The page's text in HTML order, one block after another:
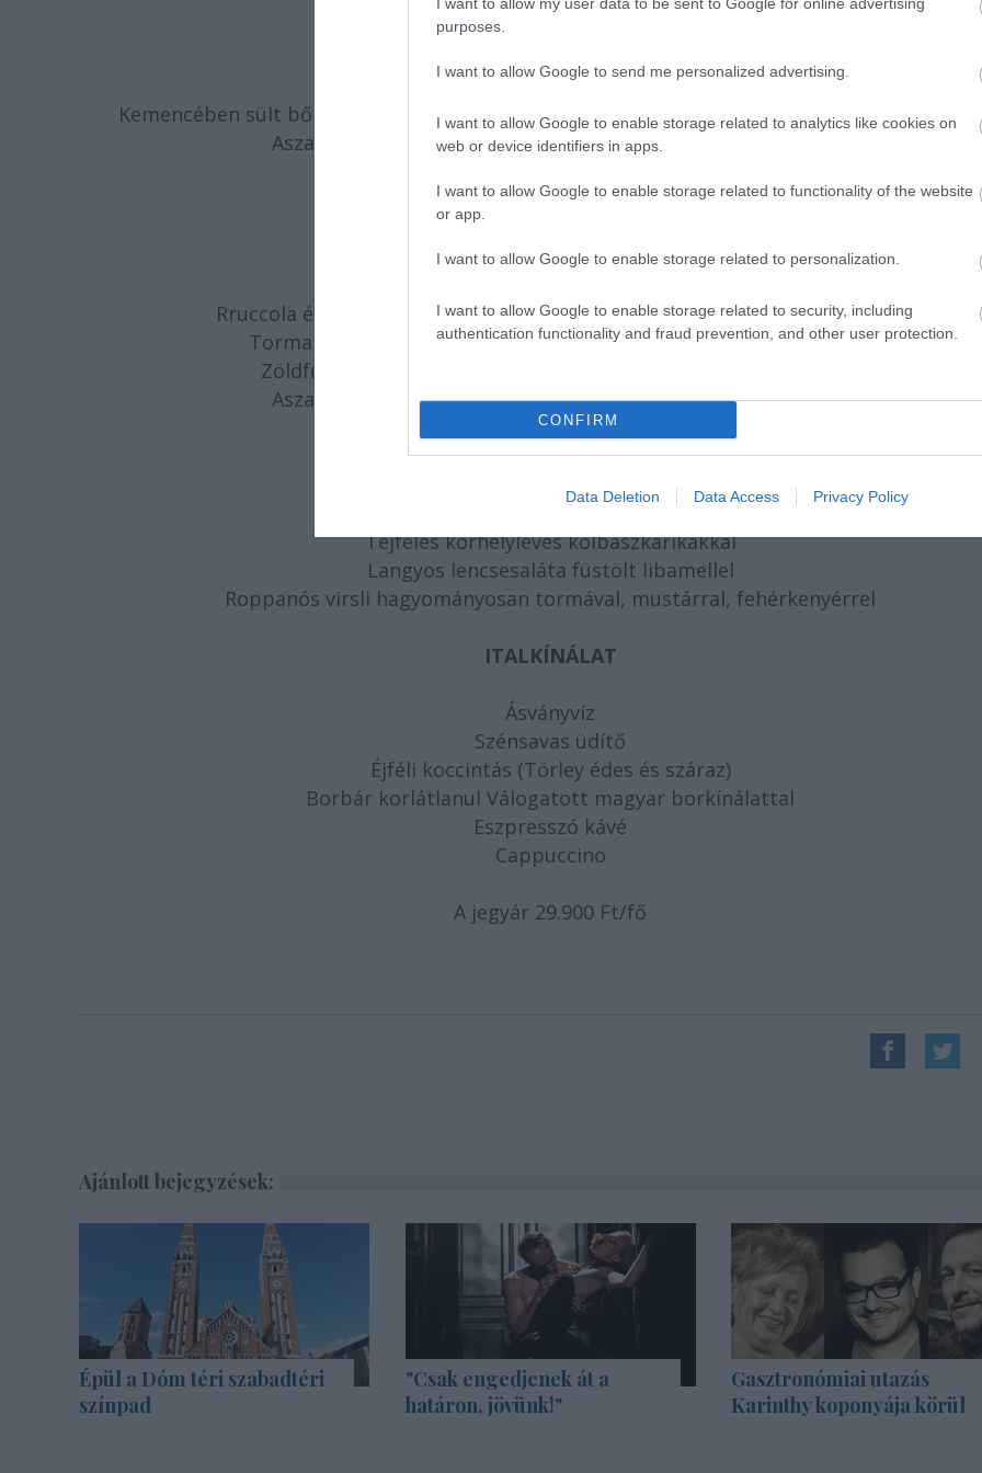
purposes.
I want to allow Google to send me personalized advertising.
I want to allow Google to enable storage related to analytics like cookies on
web or device identifiers in apps.
I want to allow Google to enable storage related to functionality of the website
or app.
I want to allow Google to enable storage related to personalization.
I want to allow Google to enable storage related to security, including
authentication functionality and fraud prevention, and other user protection.
CONFIRM
Data Deletion Data Access Privacy Policy
- marinált kecskesajt golyó
Tormakrém leves füstölt sonka betéttel
Kemencében sült bőrös mangalica karaj pezsgős káposztával, hagymásburgonya toronnyal
Aszalt sárgabarackkal készült vargabéles, Tokaji mártással
VEGETÁRIÁNUS MENÜ
Rruccola és galambbegy saláta avokádó salsával és kecskesajt golyóval
Tormakrém leves olivában pirított parmezános zsemlekockával
Zöldfűszeres ricottával töltött canelloni sajtmártásban sütve
Aszalt sárgabarackkal készült vargabéles, Tokaji mártással
Vegyes sajttál
HAJNALI KÍNÁLAT
Tejfeles korhelyleves kolbászkarikákkal
Langyos lencsesaláta füstölt libamellel
Roppanós virsli hagyományosan tormával, mustárral, fehérkenyérrel
ITALKÍNÁLAT
Ásványvíz
Szénsavas üdítő
Éjféli koccintás (Törley édes és száraz)
Borbár korlátlanul Válogatott magyar borkínálattal
Eszpresszó kávé
Cappuccino
A jegyár 29.900 Ft/fő
Ajánlott bejegyzések:
Épül a Dóm téri szabadtéri
színpad
"Csak engedjenek át a
határon, jövünk!"
Gasztronómiai utazás
Karinthy koponyája körül